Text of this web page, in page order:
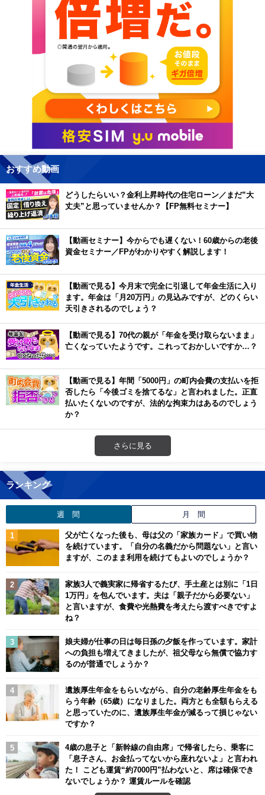
おすすめ動画
どうしたらいい？金利上昇時代の住宅ローン／まだ”大
丈夫”と思っていませんか？【FP無料セミナー】
【動画セミナー】今からでも遅くない！60歳からの老後
資金セミナー／FPがわかりやすく解説します！
【動画で見る】今月末で完全に引退して年金生活に入り
ます。年金は「月20万円」の見込みですが、どのくらい
天引きされるのでしょう？
【動画で見る】70代の親が「年金を受け取らないまま」
亡くなっていたようです。これっておかしいですか…？
【動画で見る】年間「5000円」の町内会費の支払いを拒
否したら「今後ゴミを捨てるな」と言われました。正直
払いたくないのですが、法的な拘束力はあるのでしょう
か？
さらに見る
ランキング
週 間 月 間
父が亡くなった後も、母は父の「家族カード」で買い物
を続けています。「自分の名義だから問題ない」と言い
ますが、このまま利用を続けてもよいのでしょうか？
家族3人で義実家に帰省するたび、手土産とは別に「1日
1万円」を包んでいます。夫は「親子だから必要ない」
と言いますが、食費や光熱費を考えたら渡すべきですよ
ね？
娘夫婦が仕事の日は毎日孫の夕飯を作っています。家計
への負担も増えてきましたが、祖父母なら無償で協力す
るのが普通でしょうか？
遺族厚生年金をもらいながら、自分の老齢厚生年金をも
らう年齢（65歳）になりました。両方とも全額もらえる
と思っていたのに、遺族厚生年金が減るって損じゃない
ですか？
4歳の息子と「新幹線の自由席」で帰省したら、乗客に
「息子さん、お金払ってないから座れないよ」と言われ
た！ こども運賃“約7000円”払わないと、席は確保でき
ないでしょうか？ 運賃ルールを確認